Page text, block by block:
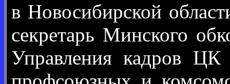
в Новосибирской
секретарь Минского
Управления кадров